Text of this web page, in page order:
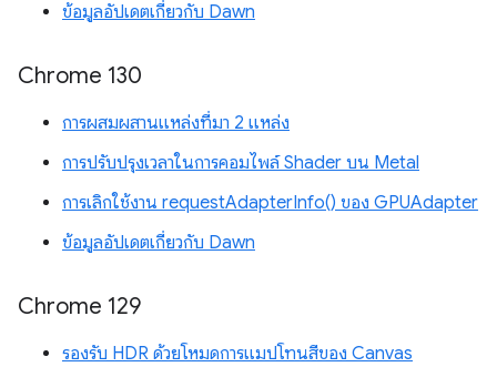
ข้อมูลอัปเดตเกี่ยวกับ Dawn
Chrome 130
การผสมผสานแหล่งที่มา 2 แหล่ง
การปรับปรุงเวลาในการคอมไพล์ Shader บน Metal
การเลิกใช้งาน requestAdapterInfo() ของ GPUAdapter
ข้อมูลอัปเดตเกี่ยวกับ Dawn
Chrome 129
รองรับ HDR ด้วยโหมดการแมปโทนสีของ Canvas